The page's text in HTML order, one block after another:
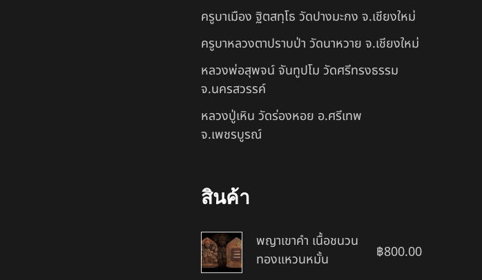
ครูบาเมือง ฐิตสทฺโธ วัดปางมะกง จ.เชียงใหม่
ครูบาหลวงตาปราบป่า วัดนาหวาย จ.เชียงใหม่
หลวงพ่อสุพจน์ จันทูปโม วัดศรีทรงธรรม
จ.นครสวรรค์
หลวงปู่เหิน วัดร่องหอย อ.ศรีเทพ
จ.เพชรบูรณ์
สินค้า
พญาเขาคำ เนื้อชนวน
ทองแหวนหมั้น
฿800.00